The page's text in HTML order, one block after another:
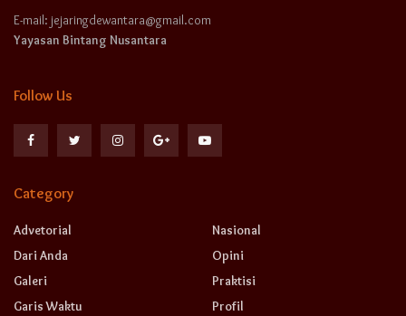
E-mail: jejaringdewantara@gmail.com
Yayasan Bintang Nusantara
Follow Us
Category
Advetorial
Dari Anda
Galeri
Garis Waktu
Nasional
Opini
Praktisi
Profil